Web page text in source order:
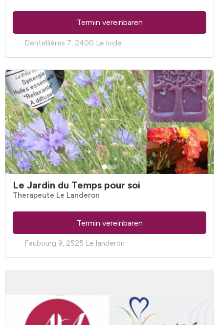
Dentellières 7, 2400 Le locle
Termin vereinbaren
Le Jardin du Temps pour soi
Therapeute Le Landeron
Faubourg 9, 2525 Le landeron
Termin vereinbaren